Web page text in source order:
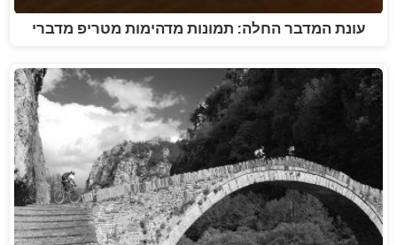
עונת המדבר החלה: תמונות מדהימות מטריפ מדברי